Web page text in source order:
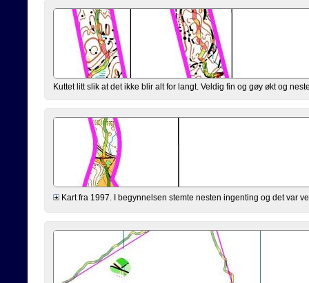
Kuttet litt slik at det ikke blir alt for langt. Veldig fin og gøy økt og
Kart fra 1997. I begynnelsen stemte nesten ingenting og det var